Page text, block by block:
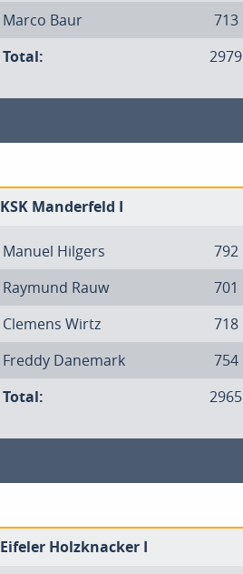
Marco Baur
713
Total:
2979
KSK Manderfeld I
Manuel Hilgers 792
Raymund Rauw
701
Clemens Wirtz
718
Freddy Danemark
754
Total:
2965
Eifeler Holzknacker I